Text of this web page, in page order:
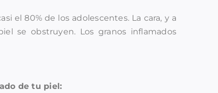
el 80% de los adolescentes. La cara, y a
se obstruyen. Los granos inflamados
de tu piel: